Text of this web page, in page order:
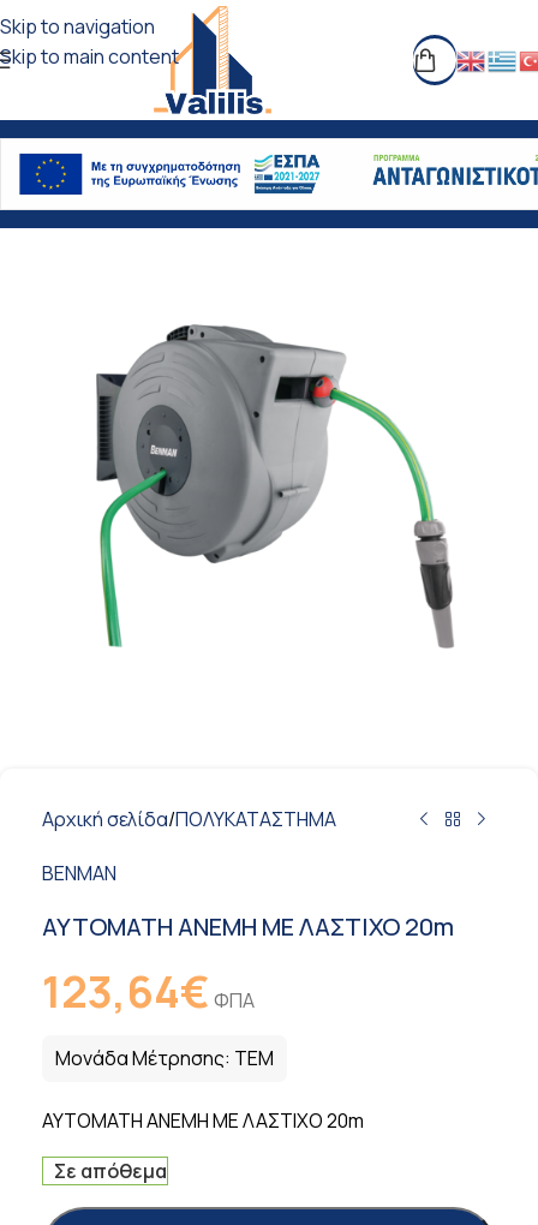
Skip to navigation
Skip to main content
Αρχική σελίδα/ΠΟΛΥΚΑΤΑΣΤΗΜΑ
BENMAN
ΑΥΤΟΜΑΤΗ ΑΝΕΜΗ ΜΕ ΛΑΣΤΙΧΟ 20m
123,64€ ΦΠΑ
Μονάδα Μέτρησης: ΤΕΜ
ΑΥΤΟΜΑΤΗ ΑΝΕΜΗ ΜΕ ΛΑΣΤΙΧΟ 20m
Σε απόθεμα